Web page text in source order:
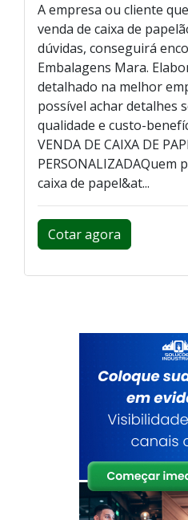
A empresa ou cliente
venda de caixa de
dúvidas, conseguirá
Embalagens Mara.
detalhado na melhor
possível achar detalhes
qualidade e custo-
VENDA DE CAIXA DE
caixa de papel&at...
Cotar agora